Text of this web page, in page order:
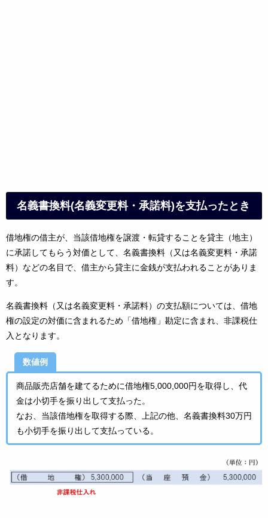
名義書換料(名義変更料・承諾料)を支払ったとき
借地権の借主が、当該借地権を譲渡・転貸することを貸主（地主）
に承諾してもらう対価として、名義書換料（又は名義変更料・承諾
料）などの名目で、借主から貸主に金銭が支払われることがありま
す。
名義書換料（又は名義変更料・承諾料）の支払額については、借地
権の設定の対価に含まれるため「借地権」勘定に含まれ、非課税仕
入となります。
数値例
商品販売店舗を建てるために借地権5,000,000円を取得し、代
金は小切手を振り出して支払った。
なお、当該借地権を取得する際、上記の他、名義書換料30万円
も小切手を振り出して支払っている。